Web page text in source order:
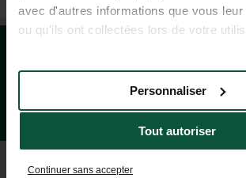
avec d'autres informations que vous
ou qu'ils ont collectées lors de votre
Tout autoriser
Personnaliser
Continuer sans accepter